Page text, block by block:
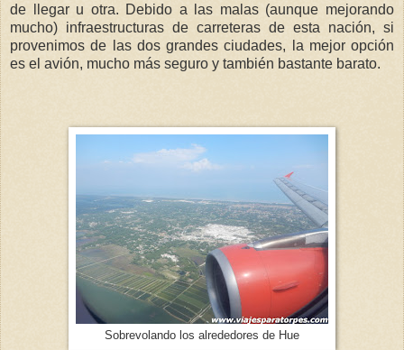
de llegar u otra. Debido a las malas (aunque mejorando
mucho) infraestructuras de carreteras de esta nación, si
provenimos de las dos grandes ciudades, la mejor opción
es el avión, mucho más seguro y también bastante barato.
Sobrevolando los alrededores de Hue